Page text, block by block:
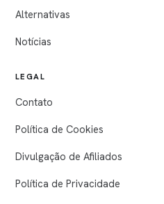
Alternativas
Notícias
LEGAL
Contato
Política de Cookies
Divulgação de Afiliados
Política de Privacidade